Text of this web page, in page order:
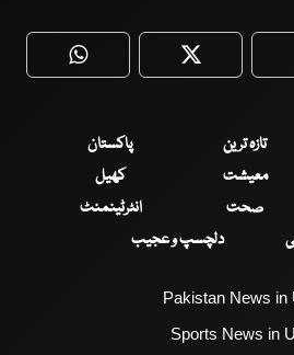
WhatsApp Twitter
تازہ ترین
پاکستان
معیشت
کھیل
صحت
انٹرٹینمنٹ
دلچسپ و عجیب
Pakistan News in
Sports News in